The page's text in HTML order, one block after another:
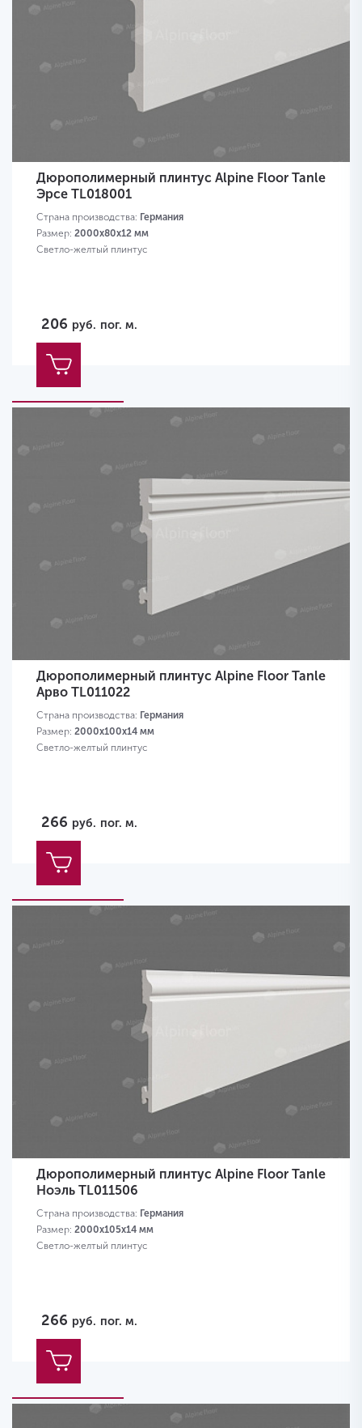
Дюрополимерный плинтус Alpine Floor Tanle
Эрсе TL018001
Страна производства: Германия
Размер: 2000х80x12 мм
Светло-желтый плинтус
206 руб. пог. м.
Дюрополимерный плинтус Alpine Floor Tanle
Арво TL011022
Страна производства: Германия
Размер: 2000х100x14 мм
Светло-желтый плинтус
266 руб. пог. м.
Дюрополимерный плинтус Alpine Floor Tanle
Ноэль TL011506
Страна производства: Германия
Размер: 2000х105x14 мм
Светло-желтый плинтус
266 руб. пог. м.